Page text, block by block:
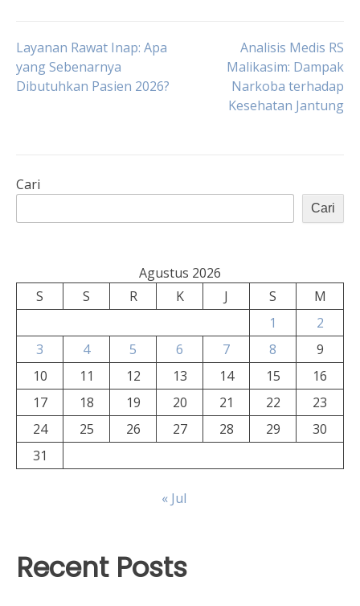
Navigasi
pos
Layanan Rawat Inap: Apa
yang Sebenarnya
Dibutuhkan Pasien 2026?
Analisis Medis RS
Malikasim: Dampak
Narkoba terhadap
Kesehatan Jantung
Cari
Cari
Agustus 2026
S
S R K J S
M
1
2
3
4 5 6 7 8
9
10
11 12 13 14 15
16
17
18 19 20 21 22
23
24
25 26 27 28 29
30
31
« Jul
Recent Posts